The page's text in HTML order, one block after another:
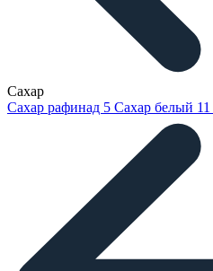
Сахар
Сахар рафинад 5 Сахар белый 11